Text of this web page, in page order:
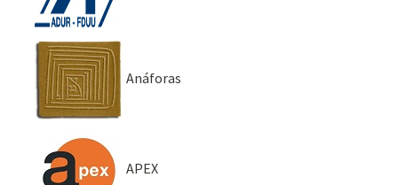
Anáforas
APEX